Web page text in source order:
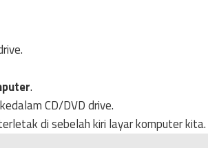
.
CD/DVD drive.
di sebelah kiri layar komputer kita.